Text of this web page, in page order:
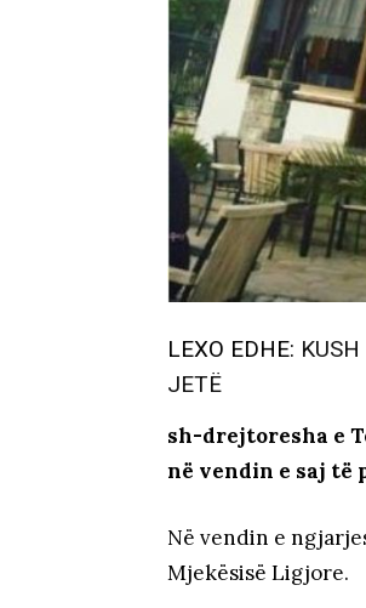
LEXO EDHE:
JETË
sh-drejtoresha e
në vendin e saj të
Në vendin e
Mjekësisë Ligjore.